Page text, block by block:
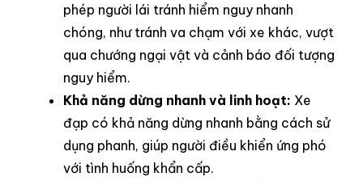
phép người lái tránh hiểm nguy nhanh
chóng, như tránh va chạm với xe khác, vượt
qua chướng ngại vật và cảnh báo đối tượng
nguy hiểm.
Khả năng dừng nhanh và linh hoạt: Xe
đạp có khả năng dừng nhanh bằng cách sử
dụng phanh, giúp người điều khiển ứng phó
với tình huống khẩn cấp.